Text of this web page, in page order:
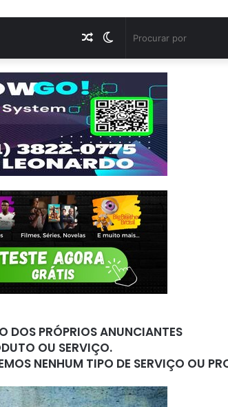
Switch
Artigo
aleatório
DOS PRÓPRIOS ANUNCIANTES
OU SERVIÇO.
NENHUM TIPO DE SERVIÇO OU